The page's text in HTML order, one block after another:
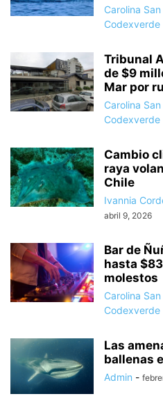
Carolina
Codexverde
Tribunal
de $9
Mar por
Carolina
Codexverde
Cambio
raya
Chile
Ivannia
abril 9, 2026
Bar de
hasta
molestos
Carolina
Codexverde
Las
ballenas
Admin -